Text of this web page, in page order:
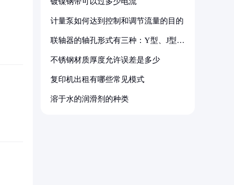
计量泵如何达到控制和调节流量的目的
联轴器的轴孔形式有三种：Y型、J型、
不锈钢材质厚度允许误差是多少
复印机出租有哪些常见模式
溶于水的润滑剂的种类